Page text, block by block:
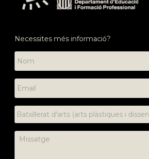
Necessites més informació?